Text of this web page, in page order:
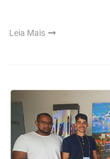
Leia Mais